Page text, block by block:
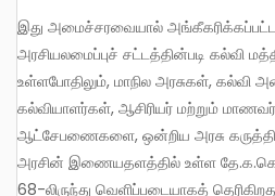
இது அமைச்சரவையால் அங்கீகரிக்கப்பட்ட மூன்றாவது பதிப்பாகும்.
அரசியலமைப்புச் சட்டத்தின்படி கல்வி
உள்ளபோதிலும், மாநில அரசுகள், கல்வி
கல்வியாளர்கள், ஆசிரியர் மற்றும்
ஆட்சேபணைகளை, ஒன்றிய அரசு
அரசின் இணையதளத்தில் உள்ள
68-லிருந்து வெளிப்படையாகத்